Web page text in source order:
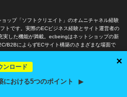
ップ「ソフトクリエイト」のオムニチャネル経験
トです。実際のECビジネス経験とサイト運営者の
実した機能が満載。ecbeingはネットショップの新
B2BによらずECサイト構築のさまざまな場面で
×
ンロード
における5つのポイント ▶